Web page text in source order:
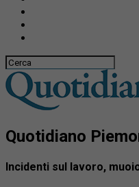
Quotidiano
Incidenti sul lavoro,